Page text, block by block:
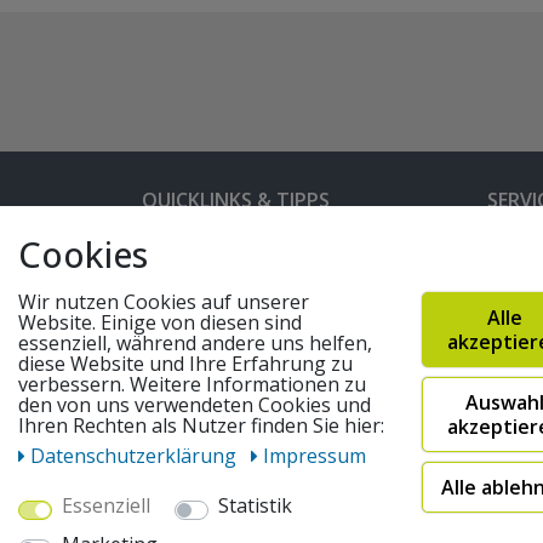
QUICKLINKS & TIPPS
Kunden-Login
Partnerprogramm
Marken
FAQ
Widerruf absenden
© 2026 pentagonsports.de
Cookies
Wir nutzen Cookies auf unserer
Website. Einige von diesen sind
essenziell, während andere uns helfen,
diese Website und Ihre Erfahrung zu
verbessern. Weitere Informationen zu
den von uns verwendeten Cookies und
Ihren Rechten als Nutzer finden Sie hier:
Daten­schutz­erklärung
Impressum
Essenziell
Statistik
Alle
Auswahl
Alle